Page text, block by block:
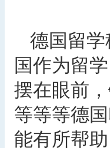
德国留学
国作为留
摆在眼前
等等等德
能有所帮助